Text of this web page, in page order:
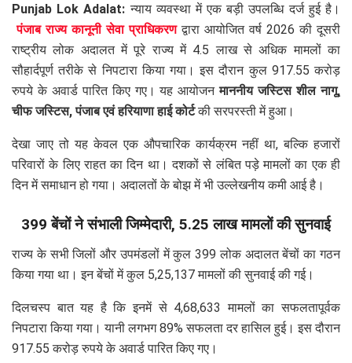
Punjab Lok Adalat: न्याय व्यवस्था में एक बड़ी उपलब्धि दर्ज हुई है।
पंजाब राज्य कानूनी सेवा प्राधिकरणद्वारा आयोजित वर्ष 2026 की दूसरी
राष्ट्रीय लोक अदालत में पूरे राज्य में 4.5 लाख से अधिक मामलों का
सौहार्दपूर्ण तरीके से निपटारा किया गया। इस दौरान कुल 917.55 करोड़
रुपये के अवार्ड पारित किए गए। यह आयोजनमाननीय जस्टिस शील नागू,
चीफ जस्टिस, पंजाब एवं हरियाणा हाई कोर्टकी सरपरस्ती में हुआ।
देखा जाए तो यह केवल एक औपचारिक कार्यक्रम नहीं था, बल्कि हजारों
परिवारों के लिए राहत का दिन था। दशकों से लंबित पड़े मामलों का एक ही
दिन में समाधान हो गया। अदालतों के बोझ में भी उल्लेखनीय कमी आई है।
399 बेंचों ने संभाली जिम्मेदारी, 5.25 लाख मामलों की सुनवाई
राज्य के सभी जिलों और उपमंडलों में कुल 399 लोक अदालत बेंचों का गठन
किया गया था। इन बेंचों में कुल 5,25,137 मामलों की सुनवाई की गई।
दिलचस्प बात यह है कि इनमें से 4,68,633 मामलों का सफलतापूर्वक
निपटारा किया गया। यानी लगभग 89% सफलता दर हासिल हुई। इस दौरान
917.55 करोड़ रुपये के अवार्ड पारित किए गए।